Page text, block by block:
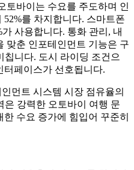
토바이는 수요를 주도하며 인
를 차지합니다. 스마트폰
사용합니다. 통화 관리, 내
맞춘 인포테인먼트 기능은 구
칩니다. 도시 라이딩 조건으
터페이스가 선호됩니다.
먼트 시스템 시장 점유율의
은 강력한 오토바이 여행 문
수요 증가에 힘입어 꾸준히